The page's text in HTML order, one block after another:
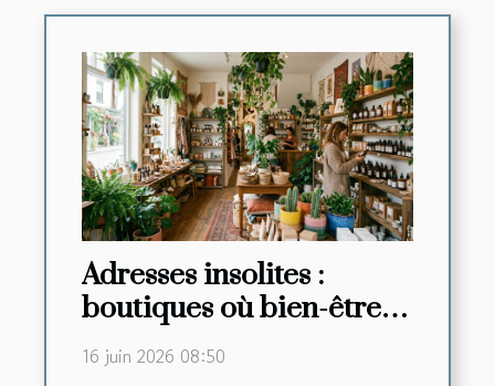
Adresses insolites :
boutiques où bien-être
rime avec découverte
16 juin 2026 08:50